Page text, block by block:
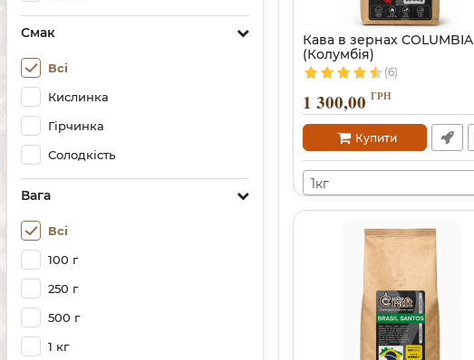
Смак
Всі
Кислинка
Гірчинка
Солодкість
Вага
Всі
100 г
250 г
500 г
1 кг
Кава в зернах COLUMBIA
(Колумбія)
(6)
1 300,00 ГРН
Купити
1кг